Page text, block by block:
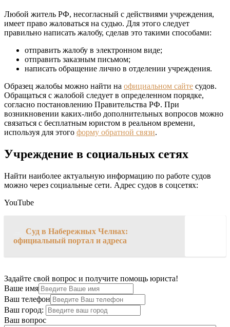
Любой житель РФ, несогласный с действиями учреждения,
имеет право жаловаться на судью. Для этого следует
правильно написать жалобу, сделав это такими способами:
отправить жалобу в электронном виде;
отправить заказным письмом;
написать обращение лично в отделении учреждения.
Образец жалобы можно найти на официальном сайте судов.
Обращаться с жалобой следует в определенном порядке,
согласно постановлению Правительства РФ. При
возникновении каких-либо дополнительных вопросов можно
связаться с бесплатным юристом в реальном времени,
используя для этого форму обратной связи.
Учреждение в социальных сетях
Найти наиболее актуальную информацию по работе судов
можно через социальные сети. Адрес судов в соцсетях:
YouTube
Суд в Набережных Челнах:
официальный портал и адреса
Задайте свой вопрос и получите помощь юриста!
Ваше имя
Ваш телефон
Ваш город:
Ваш вопрос